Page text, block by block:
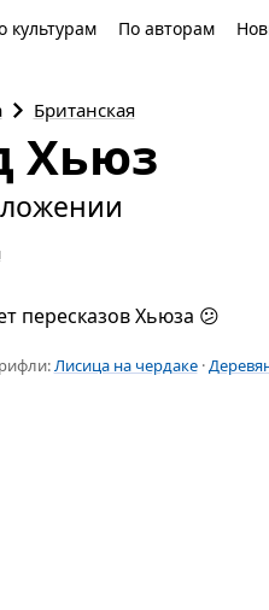
культурам По авторам
Британская
Хьюз
пересказов Хьюза 😕
Лисица на чердаке·